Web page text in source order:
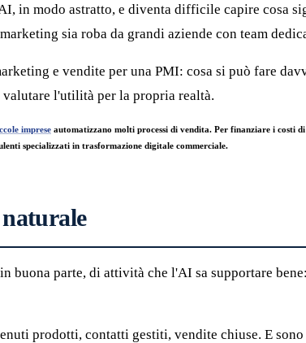
in modo astratto, e diventa difficile capire cosa
sia roba da grandi aziende con team
e vendite per una PMI: cosa si può fare
l'utilità per la propria realtà.
imprese automatizzano molti processi di vendita. Per finanziare i costi
specializzati in trasformazione digitale commerciale.
buona parte, di attività che l'AI sa supportare
prodotti, contatti gestiti, vendite chiuse. E